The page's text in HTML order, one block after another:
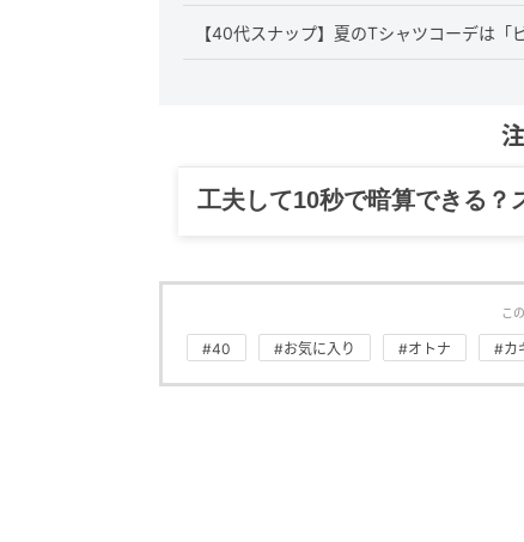
【40代スナップ】夏のTシャツコーデは
グルメ、ギャグ、子育て、
こ
#40 #お気に入り #オトナ #カ